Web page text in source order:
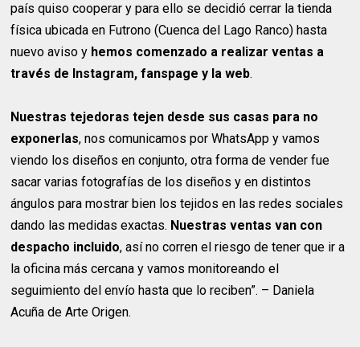
país quiso cooperar y para ello se decidió cerrar la tienda
física ubicada en Futrono (Cuenca del Lago Ranco) hasta
nuevo aviso y hemos comenzado a realizar ventas a
través de Instagram, fanspage y la web.
Nuestras tejedoras tejen desde sus casas para no
exponerlas, nos comunicamos por WhatsApp y vamos
viendo los diseños en conjunto, otra forma de vender fue
sacar varias fotografías de los diseños y en distintos
ángulos para mostrar bien los tejidos en las redes sociales
dando las medidas exactas. Nuestras ventas van con
despacho incluido, así no corren el riesgo de tener que ir a
la oficina más cercana y vamos monitoreando el
seguimiento del envío hasta que lo reciben”. – Daniela
Acuña de Arte Origen.